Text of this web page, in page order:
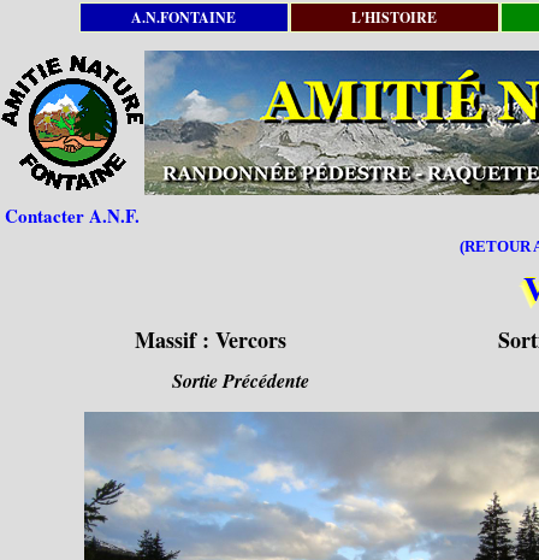
A.N.FONTAINE L'HISTOIRE
Contacter A.N.F.
(RETOUR
Massif : Vercors
Sortie Précédente